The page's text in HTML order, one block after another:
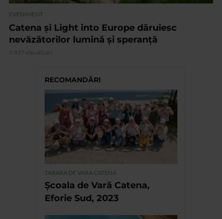
EVENIMENT
Catena și Light into Europe dăruiesc
nevăzătorilor lumină și speranță
1.837 vizualizari
RECOMANDĂRI
TABARA DE VARA CATENA
Școala de Vară Catena,
Eforie Sud, 2023